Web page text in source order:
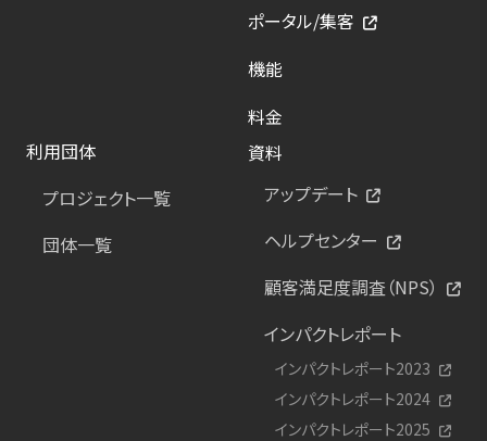
ポータル/集客
機能
料金
利用団体
プロジェクト一覧
団体一覧
資料
アップデート
ヘルプセンター
顧客満足度調査（NPS）
インパクトレポート
インパクトレポート2023
インパクトレポート2024
インパクトレポート2025